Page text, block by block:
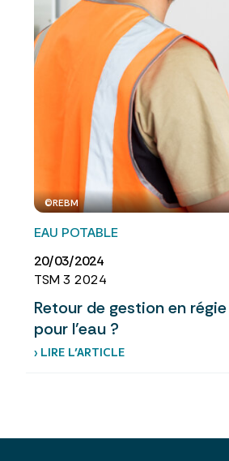
©REBM
EAU POTABLE
20/03/2024
TSM 3 2024
Retour de gestion en
pour l’eau ?
› LIRE L’ARTICLE